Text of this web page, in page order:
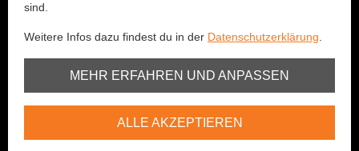
Montag geschlossen
Dienstag bis Freitag:
08:00 - 12:00 Uhr / 13:30 - 18:30 Uhr
Samstag:
08:00 - 16:00 Uhr
sind.
Weitere Infos dazu findest du in der Datenschutzerklärung
Unbedingt erforderlich
MEHR ERFAHREN UND ANPASSEN
ALLE AKZEPTIEREN